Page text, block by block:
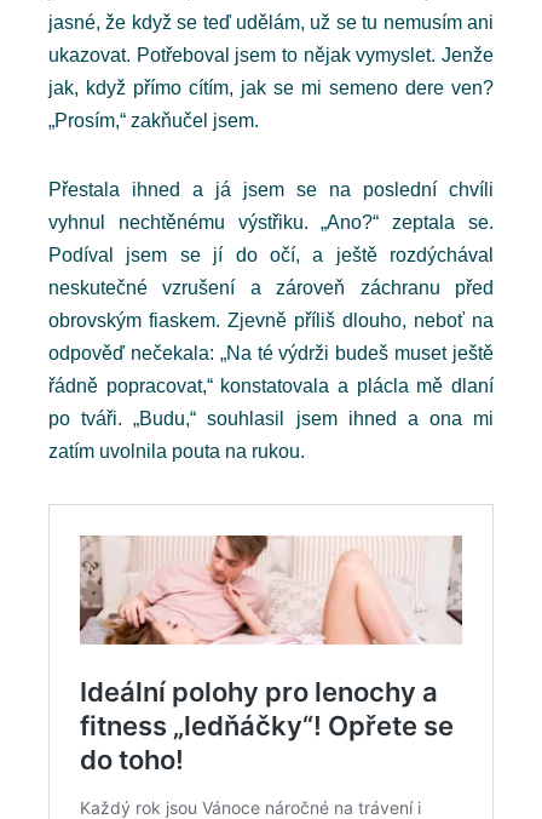
jasné, že když se teď udělám, už se tu nemusím ani
ukazovat. Potřeboval jsem to nějak vymyslet. Jenže
jak, když přímo cítím, jak se mi semeno dere ven?
„Prosím,“ zakňučel jsem.
Přestala ihned a já jsem se na poslední chvíli
vyhnul nechtěnému výstřiku. „Ano?“ zeptala se.
Podíval jsem se jí do očí, a ještě rozdýchával
neskutečné vzrušení a zároveň záchranu před
obrovským fiaskem. Zjevně příliš dlouho, neboť na
odpověď nečekala: „Na té výdrži budeš muset ještě
řádně popracovat,“ konstatovala a plácla mě dlaní
po tváři. „Budu,“ souhlasil jsem ihned a ona mi
zatím uvolnila pouta na rukou.